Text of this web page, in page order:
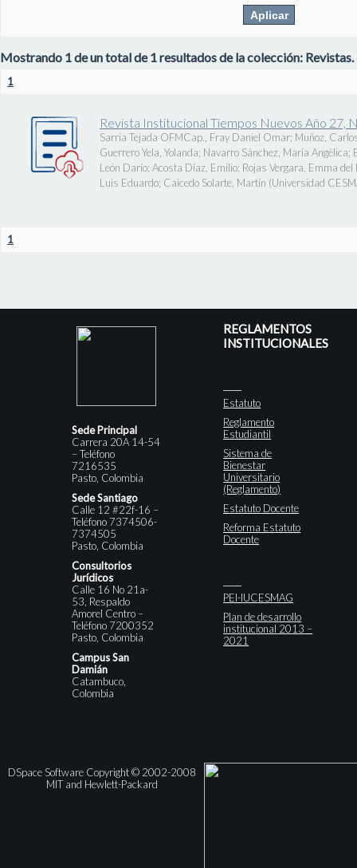
Mostrando 1 de un total de 1 resultados de la colección: Revistas.
1
Revista Institucional Tiempos Nuevos Año 27,
Sarria Tejada OFMCap., Fray Daniel Omar; Muñoz,
Guerrero Yela, Yolanda; Navarro Sánchez, María Angélica;
León Darío; Acosta Díaz, Emilio; Rojas Vergara, Emma del
Luis Eduardo; Caicedo Solarte, Martín (Universidad
1
Sede Principal
Carrera 20A 14-54
– Teléfono
7216535
Pasto, Colombia
Sede Santiago
Calle 12 #22f-16 –
Teléfono 7374506-
7374505
Pasto, Colombia
Consultorios
Jurídicos
Calle 16 No 21a-
53, Respaldo
Amorel Centro –
Teléfono 7200352
Pasto, Colombia
Campus San
Damián
Catambuco,
Colombia
REGLAMENTOS
INSTITUCIONALES
Estatuto
Reglamento
Estudiantil
Sistema de
Bienestar
Universitario
(Reglamento)
Estatuto Docente
Reforma Estatuto
Docente
PEI-IUCESMAG
Plan de desarrollo
institucional 2013 –
2021
DSpace Software Copyright © 2002-2008
MIT and Hewlett-Packard